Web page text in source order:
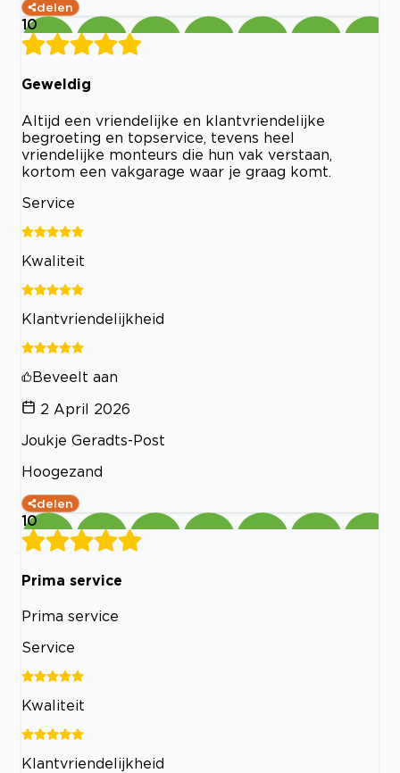
delen
10
Geweldig
Altijd een vriendelijke en klantvriendelijke
begroeting en topservice, tevens heel
vriendelijke monteurs die hun vak verstaan,
kortom een vakgarage waar je graag komt.
Service
Kwaliteit
Klantvriendelijkheid
Beveelt aan
2 April 2026
Joukje Geradts-Post
Hoogezand
delen
10
Prima service
Prima service
Service
Kwaliteit
Klantvriendelijkheid